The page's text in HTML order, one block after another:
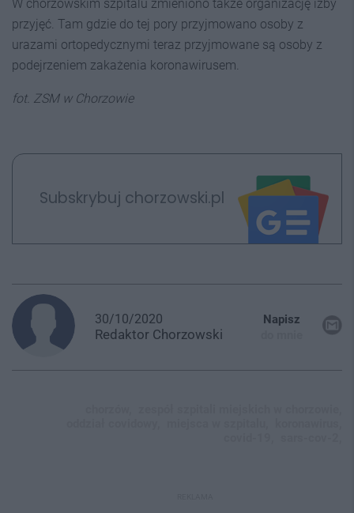
W chorzowskim szpitalu zmieniono także organizację izby
przyjęć. Tam gdzie do tej pory przyjmowano osoby z
urazami ortopedycznymi teraz przyjmowane są osoby z
podejrzeniem zakażenia koronawirusem.
fot. ZSM w Chorzowie
Subskrybuj chorzowski.pl
30/10/2020
Redaktor Chorzowski
Napisz